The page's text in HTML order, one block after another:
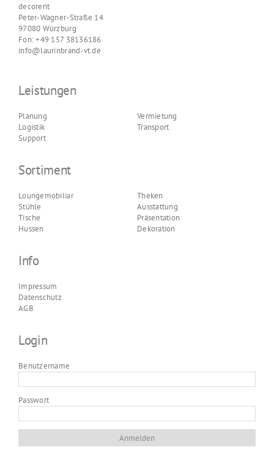
decorent
Peter-Wagner-Straße 14
97080 Würzburg
Fon: +49 157 38136186
info@laurinbrand-vt.de
Leistungen
Planung
Logistik
Support
Vermietung
Transport
Sortiment
Loungemobiliar
Stühle
Tische
Hussen
Theken
Ausstattung
Präsentation
Dekoration
Info
Impressum
Datenschutz
AGB
Login
Benutzername
Passwort